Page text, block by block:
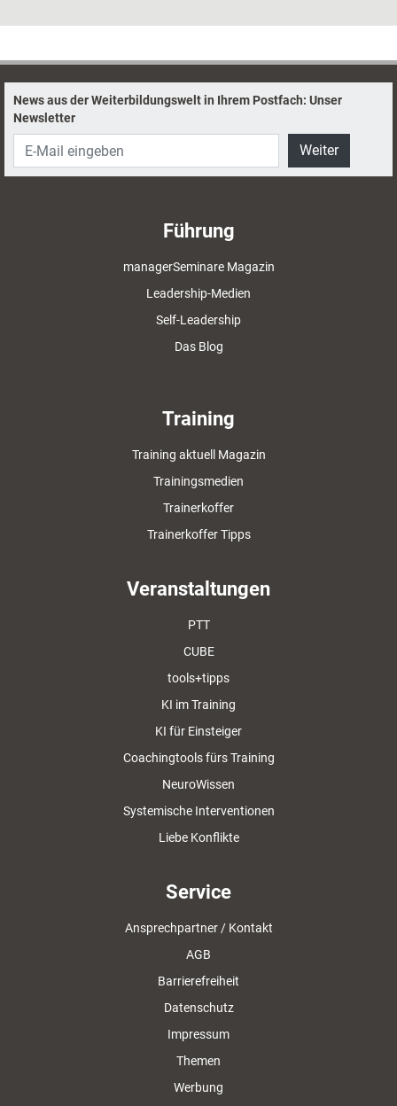
News aus der Weiterbildungswelt in Ihrem Postfach: Unser
Newsletter
Weiter
Führung
managerSeminare Magazin
Leadership-Medien
Self-Leadership
Das Blog
Training
Training aktuell Magazin
Trainingsmedien
Trainerkoffer
Trainerkoffer Tipps
Veranstaltungen
PTT
CUBE
tools+tipps
KI im Training
KI für Einsteiger
Coachingtools fürs Training
NeuroWissen
Systemische Interventionen
Liebe Konflikte
Service
Ansprechpartner / Kontakt
AGB
Barrierefreiheit
Datenschutz
Impressum
Themen
Werbung